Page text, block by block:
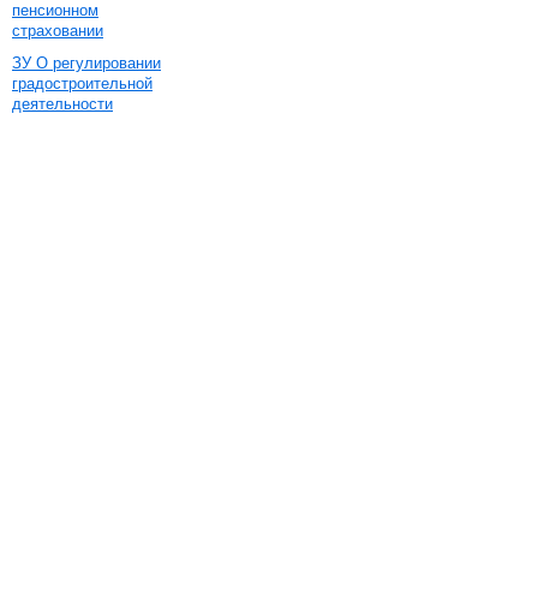
пенсионном
страховании
ЗУ О регулировании
градостроительной
деятельности